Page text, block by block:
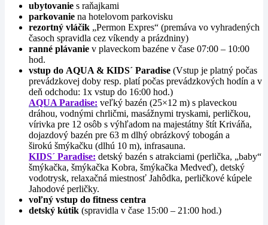
ubytovanie s raňajkami
parkovanie na hotelovom parkovisku
rezortný vláčik „Permon Expres“ (premáva vo vyhradených
časoch spravidla cez víkendy a prázdniny)
ranné plávanie v plaveckom bazéne v čase 07:00 – 10:00
hod.
vstup do AQUA & KIDS´ Paradise (Vstup je platný počas
prevádzkovej doby resp. platí počas prevádzkových hodín a v
deň odchodu: 1x vstup do 16:00 hod.)
AQUA Paradise: veľký bazén (25×12 m) s plaveckou
dráhou, vodnými chrličmi, masážnymi tryskami, perličkou,
vírivka pre 12 osôb s výhľadom na majestátny štít Kriváňa,
dojazdový bazén pre 63 m dlhý obrázkový tobogán a
širokú šmýkačku (dlhú 10 m), infrasauna.
KIDS´ Paradise: detský bazén s atrakciami (perlička, „baby“
šmýkačka, šmýkačka Kobra, šmýkačka Medveď), detský
vodotrysk, relaxačná miestnosť Jahôdka, perličkové kúpele
Jahodové perličky.
voľný vstup do fitness centra
detský kútik (spravidla v čase 15:00 – 21:00 hod.)